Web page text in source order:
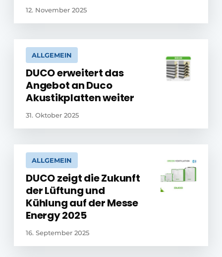
12. November 2025
ALLGEMEIN
DUCO erweitert das
Angebot an Duco
Akustikplatten weiter
31. Oktober 2025
ALLGEMEIN
DUCO zeigt die Zukunft
der Lüftung und
Kühlung auf der Messe
Energy 2025
16. September 2025